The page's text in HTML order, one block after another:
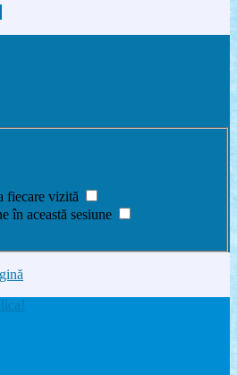
fiecare vizită
în această sesiune